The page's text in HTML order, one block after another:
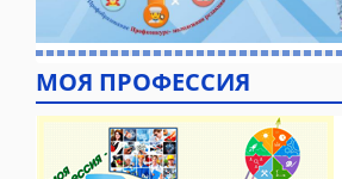
МОЯ ПРОФЕССИЯ